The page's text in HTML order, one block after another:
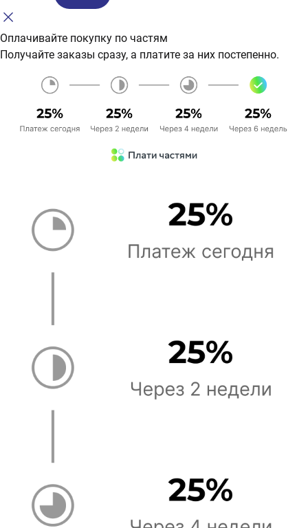
Оплачивайте покупку по частям
Получайте заказы сразу, а платите за них постепенно.